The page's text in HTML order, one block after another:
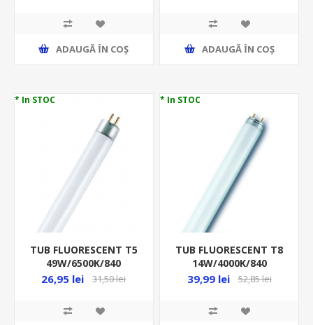
ADAUGĂ ȊN COŞ ADAUGĂ ȊN COŞ
* In STOC
TUB FLUORESCENT T5
49W/6500K/840
G5/1449MM/4100LM
26,95 lei 31,50 lei
* In STOC
TUB FLUORESCENT T8
14W/4000K/840
G13/361MM/860LM
39,99 lei 52,85 lei